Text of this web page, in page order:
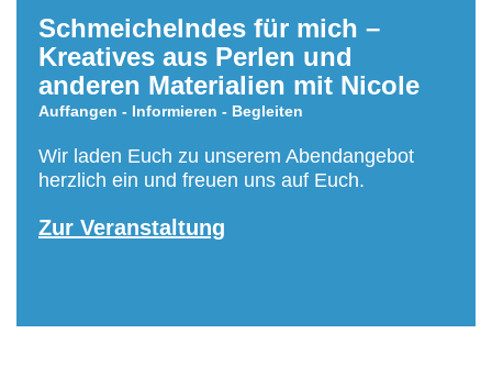
Schmeichelndes für mich –
Kreatives aus Perlen und
anderen Materialien mit Nicole
Auffangen - Informieren - Begleiten
Wir laden Euch zu unserem Abendangebot
herzlich ein und freuen uns auf Euch.
Zur Veranstaltung